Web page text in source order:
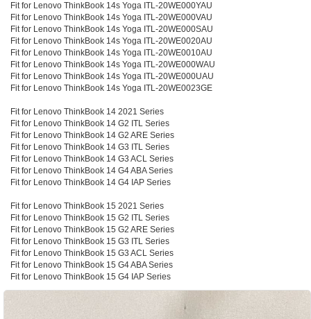
Fit for Lenovo ThinkBook 14s Yoga ITL-20WE000YAU
Fit for Lenovo ThinkBook 14s Yoga ITL-20WE000VAU
Fit for Lenovo ThinkBook 14s Yoga ITL-20WE000SAU
Fit for Lenovo ThinkBook 14s Yoga ITL-20WE0020AU
Fit for Lenovo ThinkBook 14s Yoga ITL-20WE0010AU
Fit for Lenovo ThinkBook 14s Yoga ITL-20WE000WAU
Fit for Lenovo ThinkBook 14s Yoga ITL-20WE000UAU
Fit for Lenovo ThinkBook 14s Yoga ITL-20WE0023GE
Fit for Lenovo ThinkBook 14 2021 Series
Fit for Lenovo ThinkBook 14 G2 ITL Series
Fit for Lenovo ThinkBook 14 G2 ARE Series
Fit for Lenovo ThinkBook 14 G3 ITL Series
Fit for Lenovo ThinkBook 14 G3 ACL Series
Fit for Lenovo ThinkBook 14 G4 ABA Series
Fit for Lenovo ThinkBook 14 G4 IAP Series
Fit for Lenovo ThinkBook 15 2021 Series
Fit for Lenovo ThinkBook 15 G2 ITL Series
Fit for Lenovo ThinkBook 15 G2 ARE Series
Fit for Lenovo ThinkBook 15 G3 ITL Series
Fit for Lenovo ThinkBook 15 G3 ACL Series
Fit for Lenovo ThinkBook 15 G4 ABA Series
Fit for Lenovo ThinkBook 15 G4 IAP Series